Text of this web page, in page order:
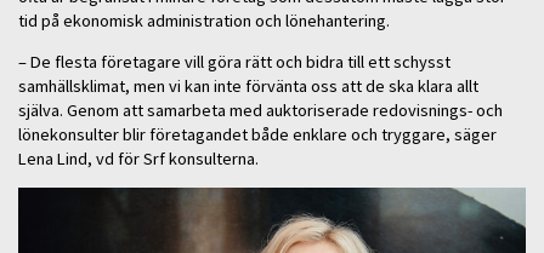
tid på ekonomisk administration och lönehantering.
– De flesta företagare vill göra rätt och bidra till ett schysst
samhällsklimat, men vi kan inte förvänta oss att de ska klara allt
själva. Genom att samarbeta med auktoriserade redovisnings- och
lönekonsulter blir företagandet både enklare och tryggare, säger
Lena Lind, vd för Srf konsulterna.